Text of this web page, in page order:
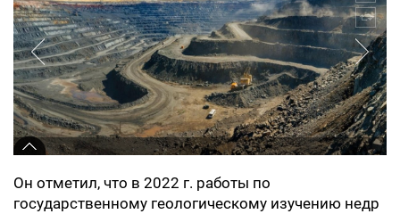
Он отметил, что в 2022 г. работы по
государственному геологическому изучению недр